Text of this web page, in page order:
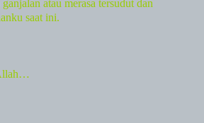
atau merasa tersudut dan
saat ini.